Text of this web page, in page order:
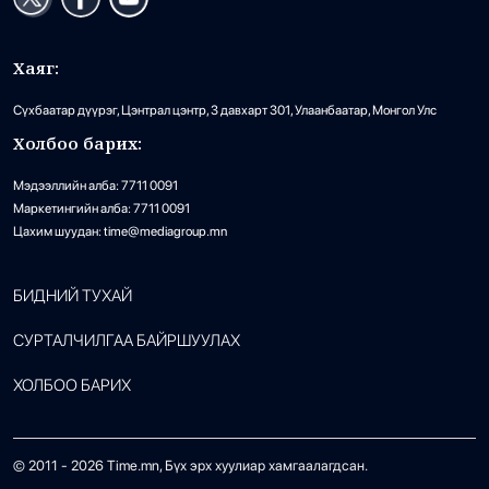
Хаяг:
Сүхбаатар дүүрэг, Цэнтрал цэнтр, 3 давхарт 301, Улаанбаатар, Монгол Улс
Холбоо барих:
Мэдээллийн алба: 7711 0091
Маркетингийн алба: 7711 0091
Цахим шуудан: time@mediagroup.mn
БИДНИЙ ТУХАЙ
СУРТАЛЧИЛГАА БАЙРШУУЛАХ
ХОЛБОО БАРИХ
© 2011 - 2026 Time.mn, Бүх эрх хуулиар хамгаалагдсан.